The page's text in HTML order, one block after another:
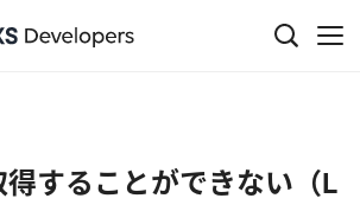
することができない（L